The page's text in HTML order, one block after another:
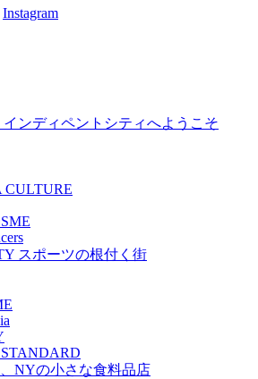
Instagram
ンディペントシティへようこそ
CULTURE
スポーツの根付く街
NYの小さな食料品店